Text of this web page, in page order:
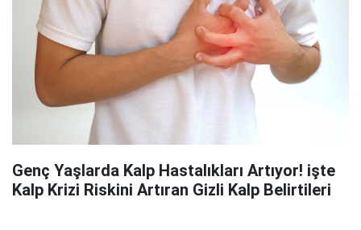
Genç Yaşlarda Kalp Hastalıkları Artıyor! işte
Kalp Krizi Riskini Artıran Gizli Kalp Belirtileri